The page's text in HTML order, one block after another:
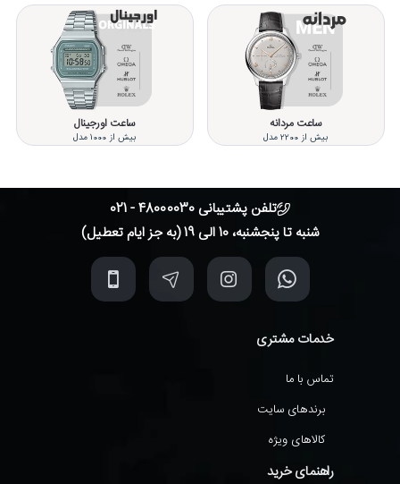
ساعت مردانه
بیش از 2200 مدل
ساعت اورجینال
بیش از 1000 مدل
تلفن پشتیبانی 48000030 - 021
شنبه تا پنجشنبه، 10 الی 19 (به جز ایام تعطیل)
خدمات مشتری
تماس با ما
برندهای سایت
کالاهای ویژه
راهنمای خرید